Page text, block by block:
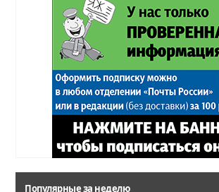
Популярные за неделю